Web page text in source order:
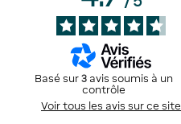
Basé sur 3 avis soumis à un
contrôle
Voir tous les avis sur ce site